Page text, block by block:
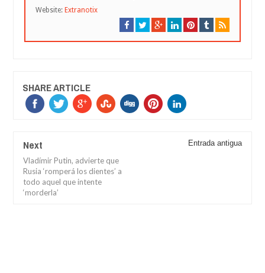
Website: Extranotix
SHARE ARTICLE
Next
Vladímir Putin, advierte que
Rusia ‘romperá los dientes’ a
todo aquel que intente
‘morderla’
Entrada antigua